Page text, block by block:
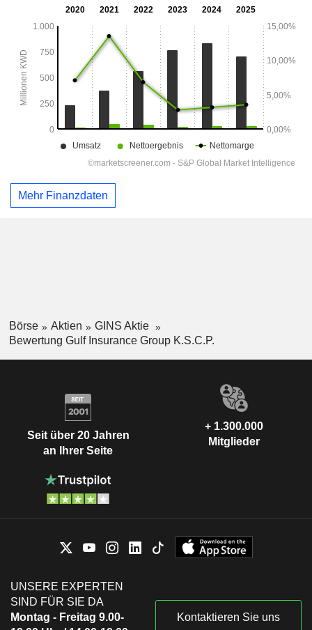
Mehr Finanzdaten
Börse Aktien
GINS Aktie
Bewertung Gulf Insurance Group K.S.C.P.
Seit über 20 Jahren
an Ihrer Seite
+ 1.300.000
Mitglieder
UNSERE EXPERTEN
SIND FÜR SIE DA
Montag - Freitag 9.00-
Kontaktieren Sie uns